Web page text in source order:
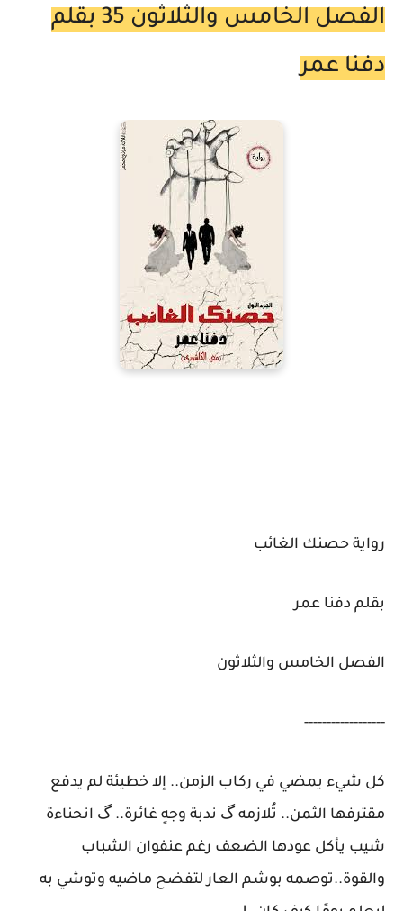
الفصل الخامس والثلاثون 35 بقلم
دفنا عمر
رواية حصنك الغائب
بقلم دفنا عمر
الفصل الخامس والثلاثون
------------------
كل شيء يمضي في ركاب الزمن.. إلا خطيئة لم يدفع
مقترفها الثمن.. تُلازمه گ ندبة وجهٍ غائرة.. گ انحناءة
شيب يأكل عودها الضعف رغم عنفوان الشباب
والقوة..توصمه بوشم العار لتفضح ماضيه وتوشي به